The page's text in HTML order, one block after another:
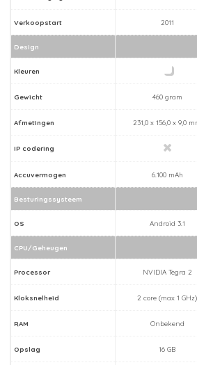
Verkoopstart 2011
Design
Kleuren
Gewicht 460 gram
Afmetingen 231,0 x 156,0 x 9,0
IP codering
Accuvermogen 6.100 mAh
Besturingssysteem
OS Android 3.1
CPU/Geheugen
Processor NVIDIA Tegra 2
Kloksnelheid 2 core (max 1 GHz)
RAM Onbekend
Opslag 16 GB